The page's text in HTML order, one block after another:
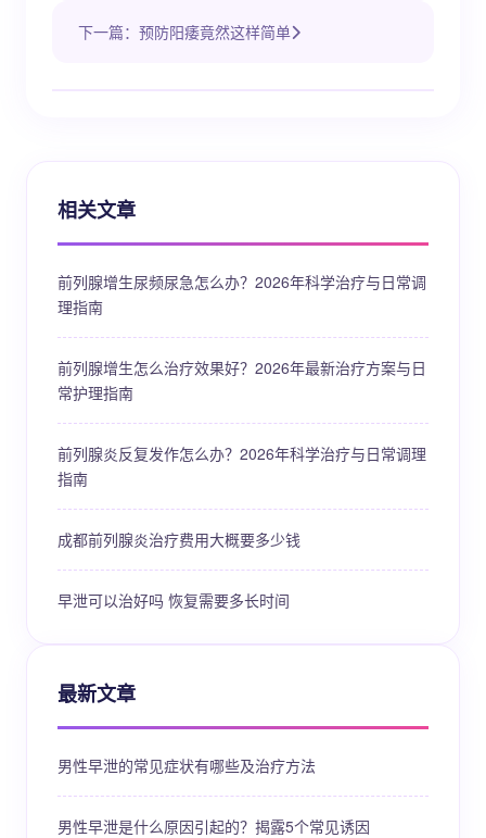
下一篇：预防阳痿竟然这样简单
相关文章
前列腺增生尿频尿急怎么办？2026年科学治疗与日常调
理指南
前列腺增生怎么治疗效果好？2026年最新治疗方案与日
常护理指南
前列腺炎反复发作怎么办？2026年科学治疗与日常调理
指南
成都前列腺炎治疗费用大概要多少钱
早泄可以治好吗 恢复需要多长时间
最新文章
男性早泄的常见症状有哪些及治疗方法
男性早泄是什么原因引起的？揭露5个常见诱因